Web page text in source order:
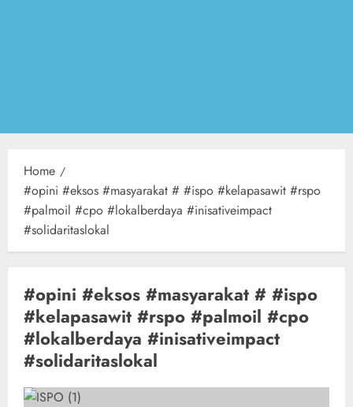
Home
#opini #eksos #masyarakat # #ispo #kelapasawit #rspo
#palmoil #cpo #lokalberdaya #inisativeimpact
#solidaritaslokal
#opini #eksos #masyarakat # #ispo
#kelapasawit #rspo #palmoil #cpo
#lokalberdaya #inisativeimpact
#solidaritaslokal